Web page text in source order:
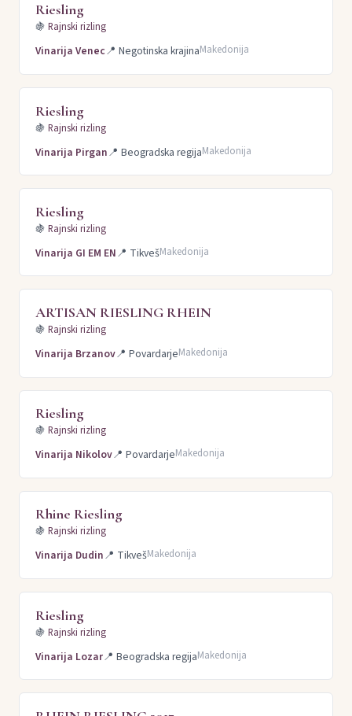
Riesling
🍇 Rajnski rizling
Vinarija Venec📍 Negotinska krajinaMakedonija
Riesling
🍇 Rajnski rizling
Vinarija Pirgan📍 Beogradska regijaMakedonija
Riesling
🍇 Rajnski rizling
Vinarija GI EM EN📍 TikvešMakedonija
ARTISAN RIESLING RHEIN
🍇 Rajnski rizling
Vinarija Brzanov📍 PovardarjeMakedonija
Riesling
🍇 Rajnski rizling
Vinarija Nikolov📍 PovardarjeMakedonija
Rhine Riesling
🍇 Rajnski rizling
Vinarija Dudin📍 TikvešMakedonija
Riesling
🍇 Rajnski rizling
Vinarija Lozar📍 Beogradska regijaMakedonija